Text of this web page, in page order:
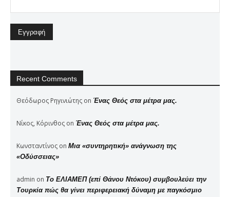
Recent Comments
Θεόδωρος Ρηγινιώτης on Ένας Θεός στα μέτρα μας.
Νίκος, Κόρινθος on Ένας Θεός στα μέτρα μας.
Κωνσταντίνος on Μια «συντηρητική» ανάγνωση της
«Οδύσσειας»
admin on Το ΕΛΙΑΜΕΠ (επί Θάνου Ντόκου) συμβουλεύει την
Τουρκία πώς θα γίνει περιφερειακή δύναμη με παγκόσμιο